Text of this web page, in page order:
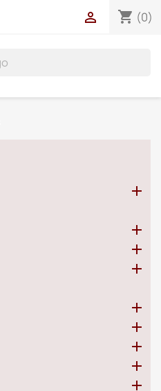
shopping_cart (0)









